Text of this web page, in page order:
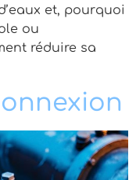
et, pourquoi
ou
réduire sa